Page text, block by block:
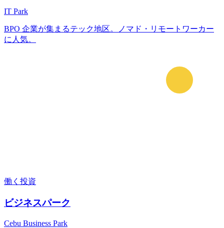
IT Park
BPO 企業が集まるテック地区。ノマド・リモートワーカー
に人気。
働く 投資
ビジネスパーク
Cebu Business Park